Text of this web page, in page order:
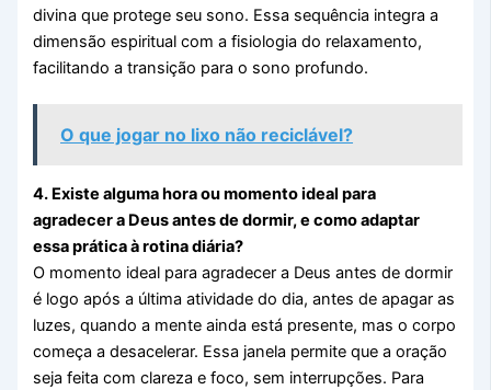
divina que protege seu sono. Essa sequência integra a
dimensão espiritual com a fisiologia do relaxamento,
facilitando a transição para o sono profundo.
O que jogar no lixo não reciclável?
4. Existe alguma hora ou momento ideal para
agradecer a Deus antes de dormir, e como adaptar
essa prática à rotina diária?
O momento ideal para agradecer a Deus antes de dormir
é logo após a última atividade do dia, antes de apagar as
luzes, quando a mente ainda está presente, mas o corpo
começa a desacelerar. Essa janela permite que a oração
seja feita com clareza e foco, sem interrupções. Para